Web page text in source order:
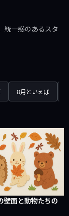
統一感のあるスタ
8月といえば
壁面と動物たちの